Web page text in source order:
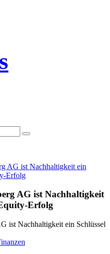
AG ist Nachhaltigkeit ein
Erfolg
AG ist Nachhaltigkeit
Erfolg